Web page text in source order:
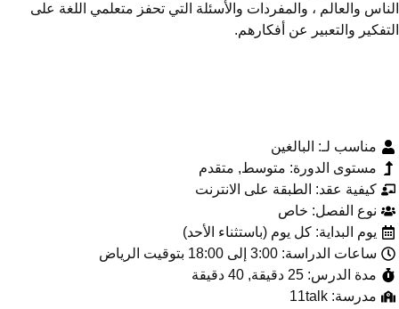
والعالم ، والمفردات والأسئلة التي تحفز متعلمي اللغة على
والتعبير عن أفكارهم.
مناسب لـ: البالغين
مستوى الدورة: متوسط, متقدم
كيفية عقد: الطبقة على الانترنت
نوع الفصل: خاص
يوم البداية: كل يوم (باستثناء الأحد)
ساعات الدراسة: 3:00 إلى 18:00 بتوقيت الرياض
مدة الدرس: 25 دقيقة, 40 دقيقة
مدرسة: 11talk